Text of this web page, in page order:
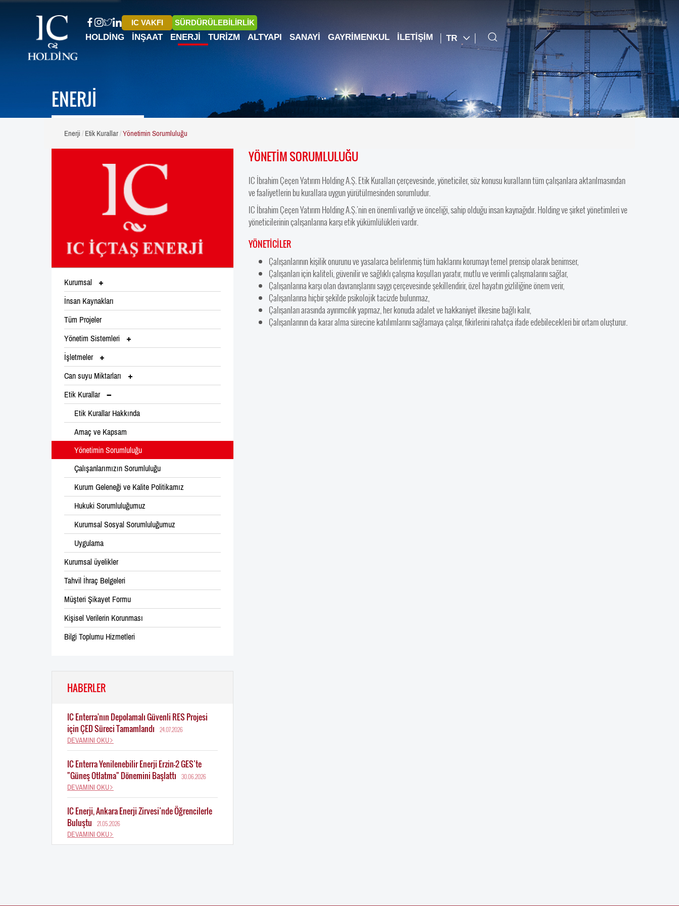
IC VAKFI SÜRDÜRÜLEBİLİRLİK
HOLDING İNŞAAT ENERJI TURIZM ALTYAPI SANAYI GAYRIMENKUL İLETIŞIM TR
ENERJİ
Enerji Etik Kurallar Yönetimin Sorumluluğu
Kurumsal
İnsan Kaynakları
Tüm Projeler
Yönetim Sistemleri
İşletmeler
Can suyu Miktarları
Etik Kurallar
Etik Kurallar Hakkında
Amaç ve Kapsam
Yönetimin Sorumluluğu
Çalışanlarımızın Sorumluluğu
Kurum Geleneği ve Kalite Politikamız
Hukuki Sorumluluğumuz
Kurumsal Sosyal Sorumluluğumuz
Uygulama
Kurumsal üyelikler
Tahvil İhraç Belgeleri
Müşteri Şikayet Formu
Kişisel Verilerin Korunması
Bilgi Toplumu Hizmetleri
HABERLER
IC Enterra'nın Depolamalı Güvenli RES Projesi
için ÇED Süreci Tamamlandı
24.07.2026
DEVAMINI OKU
IC Enterra Yenilenebilir Enerji Erzin-2 GES’te
"Güneş Otlatma" Dönemini Başlattı
30.06.2026
DEVAMINI OKU
IC Enerji, Ankara Enerji Zirvesi’nde Öğrencilerle
Buluştu
21.05.2026
DEVAMINI OKU
YÖNETİM SORUMLULUĞU
IC İbrahim Çeçen Yatırım Holding A.Ş. Etik Kuralları çerçevesinde, yöneticiler, söz konusu kuralların tüm çalışanlara aktarılmasından
ve faaliyetlerin bu kurallara uygun yürütülmesinden sorumludur.
IC İbrahim Çeçen Yatırım Holding A.Ş.'nin en önemli varlığı ve önceliği, sahip olduğu insan kaynağıdır. Holding ve şirket yönetimleri ve
yöneticilerinin çalışanlarına karşı etik yükümlülükleri vardır.
YÖNETİCİLER
Çalışanlarının kişilik onurunu ve yasalarca belirlenmiş tüm haklarını korumayı temel prensip olarak benimser,
Çalışanları için kaliteli, güvenilir ve sağlıklı çalışma koşulları yaratır, mutlu ve verimli çalışmalarını sağlar,
Çalışanlarına karşı olan davranışlarını saygı çerçevesinde şekillendirir, özel hayatın gizliliğine önem verir,
Çalışanlarına hiçbir şekilde psikolojik tacizde bulunmaz,
Çalışanları arasında ayırımcılık yapmaz, her konuda adalet ve hakkaniyet ilkesine bağlı kalır,
Çalışanlarının da karar alma sürecine katılımlarını sağlamaya çalışır, fikirlerini rahatça ifade edebilecekleri bir ortam oluşturur.